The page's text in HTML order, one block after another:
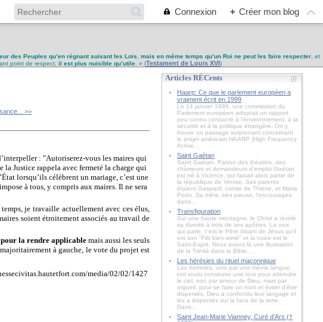
Connexion + Créer mon blog
des Peuples qu’en régnant suivant les Lois mais en même temps qu’un Roi ne peut les faire respecter, et
point de respect, il est plus nuisible qu’utile . » (Testament de Louis XVI)
>>
: "Autoriserez-vous les maires qui
la Justice rappela avec fermeté la charge qui
lorsqu’ils célèbrent un mariage, c’est une
à tous, y compris aux maires. Il ne sera
je travaille actuellement avec ces élus,
soient étroitement associés au travail de
pour la rendre applicable mais aussi les seuls
à gauche, le vote du projet est
Articles RÉCents
Haarp: Ce que le parlement européen a
vraiment écrit en 1999
Le 14 janvier 1999, une commission du
Parlement européen adoptait un rapport
peu connu consacré à l'environnement, à la
sécurité et à la politique étrangère. On y
trouve un passage surprenant concernant
le projet américain HAARP (High Frequency
Active...
Saint Gaétan
Saint Gaétan, Patron des théatins, des
chômeurs et demandeurs d'emploi Gaétan
est né à Vicence, qui faisait alors partie de
la république de Venise. Ses parents
étaient Gaspard, comte de Thiène, et Maria
Porto. Sa mère, très pieuse, l'encouragea
dans...
Transfiguration
Sur une haute montagne, le Christ a révélé
sa divinité à trois de ses apôtres. La voix
qui parle, c'est le Père disant de Jésus qu'il
est son "Fils bien-aimé" et la nuée est le
Saint-Esprit. Nous avons là une illustration
de la Trinité dans la Bible....
Les hérésies du rituel maçonnique
Les hommes, unis par une même langue,
ont voulu construire une tour pour atteindre
le ciel, non par amour de Dieu, mais par
orgueil, pour se faire un nom et éviter d’être
dispersés. Dieu a confondu leur langage et
les a dispersés sur la face de la terre.
Dans...
Saint Jean-Marie Vianney, Curé d'Ars (†